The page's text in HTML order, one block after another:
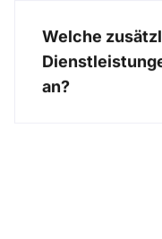
Welche
an?